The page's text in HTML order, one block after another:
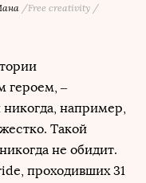
/Free creativity /
героем, –
например,
Такой
не обидит.
проходивших 31